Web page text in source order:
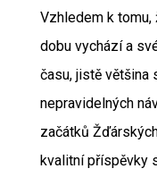
Vzhledem k tomu,
dobu vychází a
času, jistě většina
nepravidelných
začátků
kvalitní příspěvky